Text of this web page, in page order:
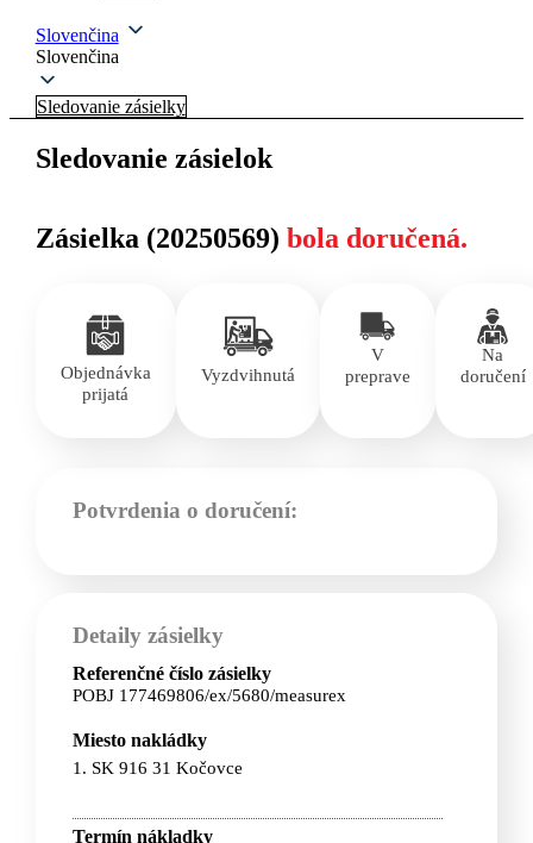
Slovenčina
Slovenčina
Sledovanie zásielky
Sledovanie zásielok
Zásielka (20250569) bola doručená.
Objednávka
prijatá
Vyzdvihnutá
V
preprave
Na
doručení
Potvrdenia o doručení:
Detaily zásielky
Referenčné číslo zásielky
POBJ 177469806/ex/5680/measurex
Miesto nakládky
1. SK 916 31 Kočovce
Termín nákladky